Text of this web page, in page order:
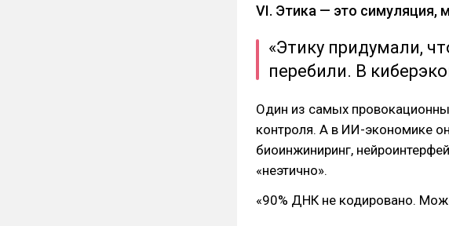
VI. Этика — это
«Этику придумали,
перебили. В
Один из самых
контроля. А в ИИ-экономике
биоинжиниринг,
«неэтично».
«90% ДНК не кодировано.